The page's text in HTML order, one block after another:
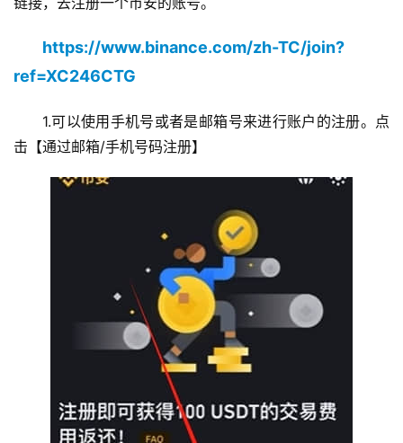
https://www.binance.com/zh-TC/join?
ref=XC246CTG
1.可以使用手机号或者是邮箱号来进行账户的注册。点
击【通过邮箱/手机号码注册】